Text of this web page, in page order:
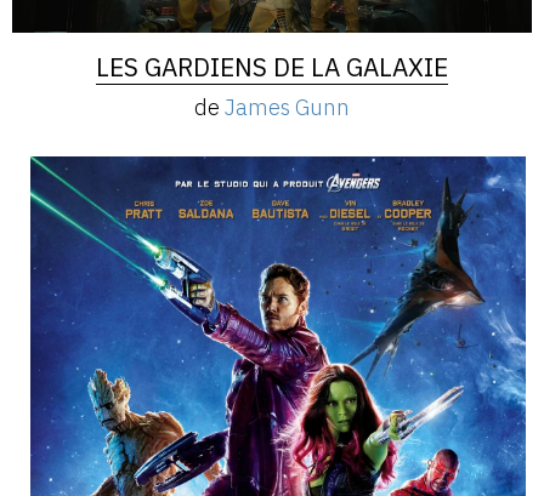
LES GARDIENS DE LA GALAXIE
de James Gunn